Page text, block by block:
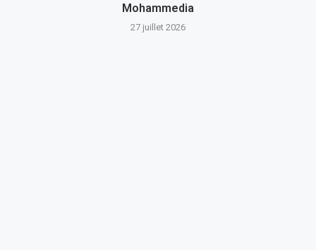
Mohammedia
27 juillet 2026